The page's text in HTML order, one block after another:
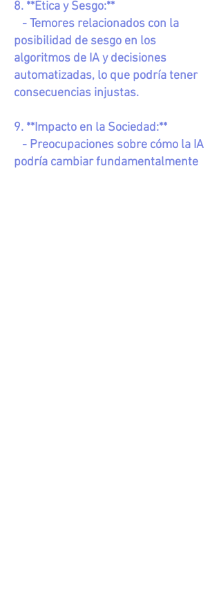
8. **Ética y Sesgo:**
- Temores relacionados con la
posibilidad de sesgo en los
algoritmos de IA y decisiones
automatizadas, lo que podría tener
consecuencias injustas.
9. **Impacto en la Sociedad:**
- Preocupaciones sobre cómo la IA
podría cambiar fundamentalmente